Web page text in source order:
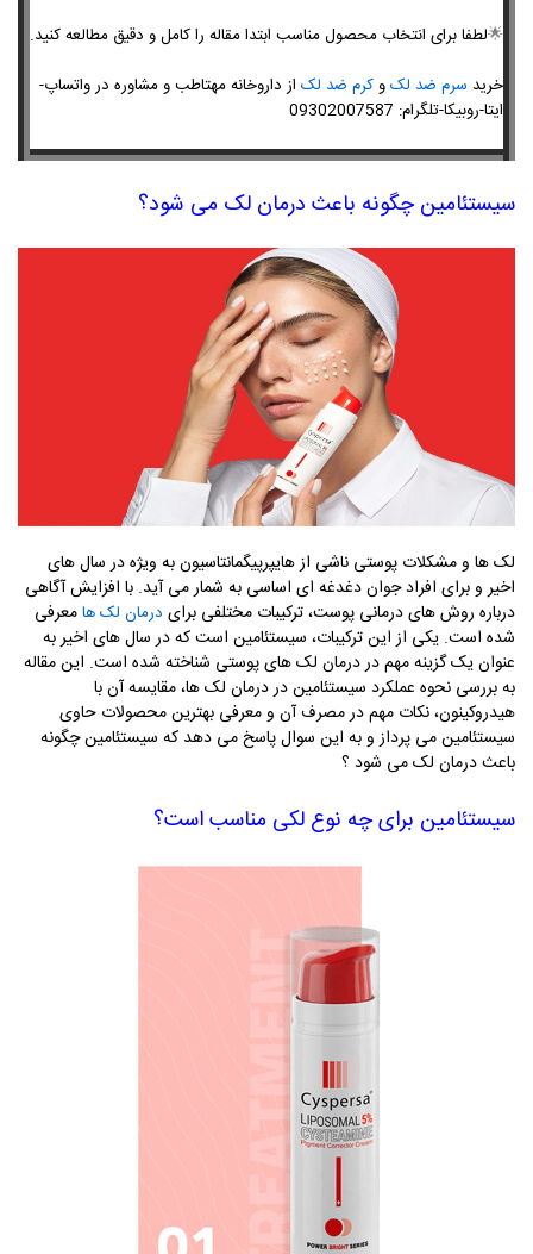
🌟لطفا برای انتخاب محصول مناسب ابتدا مقاله را کامل و دقیق مطالعه کنید.
خرید سرم ضد لکو کرم ضد لک از داروخانه مهتاطب و مشاوره در واتساپ-
ایتا-روبیکا-تلگرام: 09302007587
سیستئامین چگونه باعث درمان لک می ‌شود؟
لک ‌ها و مشکلات پوستی ناشی از هایپرپیگمانتاسیون به ویژه در سال‌ های
اخیر و برای افراد جوان دغدغه‌ ای اساسی به شمار می‌ آید. با افزایش آگاهی
درباره روش‌ های درمانی پوست، ترکیبات مختلفی برای درمان لک‌ هامعرفی
شده است. یکی از این ترکیبات، سیستئامین است که در سال‌ های اخیر به
عنوان یک گزینه مهم در درمان لک ‌های پوستی شناخته شده است. این مقاله
به بررسی نحوه عملکرد سیستئامین در درمان لک ‌ها، مقایسه آن با
هیدروکینون، نکات مهم در مصرف آن و معرفی بهترین محصولات حاوی
سیستئامین می ‌پرداز و به این سوال پاسخ می دهد که سیستئامین چگونه
باعث درمان لک می ‌شود ؟
سیستئامین برای چه نوع لکی مناسب است؟